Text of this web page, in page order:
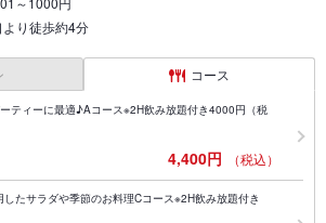
り徒歩約4分
コース
ティーに最適♪Aコース※2H飲み放題付き4000円（税
4,400円 （税込）
したサラダや季節のお料理Cコース※2H飲み放題付き